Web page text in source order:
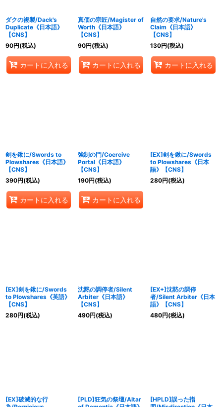
ダクの複製/Dack's
Duplicate《日本語》
【CNS】
90円(税込)
カートに入れる
真価の宗匠/Magister of
Worth《日本語》
【CNS】
90円(税込)
カートに入れる
自然の要求/Nature's
Claim《日本語》
【CNS】
130円(税込)
カートに入れる
剣を鍬に/Swords to
Plowshares《日本語》
【CNS】
390円(税込)
カートに入れる
強制の門/Coercive
Portal《日本語》
【CNS】
190円(税込)
カートに入れる
[EX]剣を鍬に/Swords
to Plowshares《日本
語》【CNS】
280円(税込)
[EX]剣を鍬に/Swords
to Plowshares《英語》
【CNS】
280円(税込)
沈黙の調停者/Silent
Arbiter《日本語》
【CNS】
490円(税込)
[EX+]沈黙の調停
者/Silent Arbiter《日本
語》【CNS】
480円(税込)
[EX]破滅的な行
[PLD]狂気の祭壇/Altar
[HPLD]誤った指